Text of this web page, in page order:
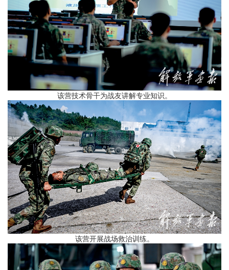
该营技术骨干为战友讲解专业知识。
该营开展战场救治训练。